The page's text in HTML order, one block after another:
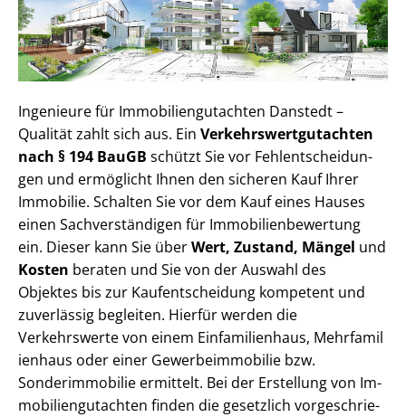
Ingenieure für Im­mo­bi­li­en­gut­ach­ten Danstedt –
Qualität zahlt sich aus. Ein Ver­kehrs­wert­gut­ach­ten
nach § 194 BauGB schützt Sie vor Fehl­ent­schei­dun­
gen und ermöglicht Ihnen den sicheren Kauf Ihrer
Immobilie. Schalten Sie vor dem Kauf eines Hauses
einen Sach­ver­stän­di­gen für Im­mo­bi­li­en­be­wer­tung
ein. Dieser kann Sie überWert, Zustand, Mängel und
Kosten beraten und Sie von der Auswahl des
Objektes bis zur Kauf­ent­schei­dung kompetent und
zuverlässig begleiten. Hierfür werden die
Verkehrswerte von einem Einfamilienhaus, Mehr­fa­mi­l
i­en­haus oder einer Ge­wer­be­im­mo­bi­lie bzw.
Sonderimmobilie ermittelt. Bei der Erstellung von Im­
mo­bi­li­en­gut­ach­ten finden die gesetzlich vor­ge­schrie­